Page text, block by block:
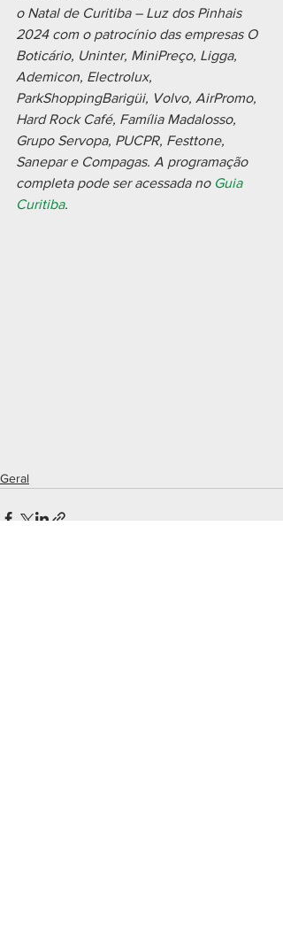
o Natal de Curitiba – Luz dos Pinhais
2024 com o patrocínio das empresas O
Boticário, Uninter, MiniPreço, Ligga,
Ademicon, Electrolux,
ParkShoppingBarigüi, Volvo, AirPromo,
Hard Rock Café, Família Madalosso,
Grupo Servopa, PUCPR, Festtone,
Sanepar e Compagas. A programação
completa pode ser acessada no Guia
Curitiba.
Geral